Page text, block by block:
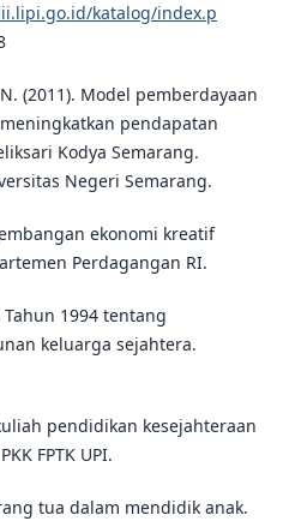
katalog/index.p
(2011). Model pemberdayaan
pendapatan
Kodya Semarang.
Negeri Semarang.
ekonomi kreatif
Perdagangan RI.
1994 tentang
keluarga sejahtera.
pendidikan kesejahteraan
FPTK UPI.
tua dalam mendidik anak.